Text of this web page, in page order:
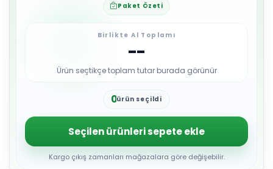
Paket Özeti
Birlikte Al Toplamı
--
Ürün seçtikçe toplam tutar burada görünür
0
2
3
4
5
6
ürün seçildi
Seçilen ürünleri sepete ekle
Kargo çıkış zamanları mağazalara göre değişebilir.